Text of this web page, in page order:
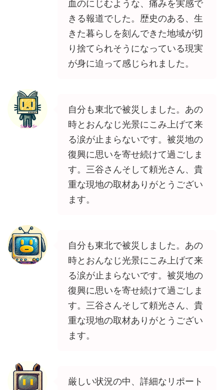
血のにじむような、痛みを実感で
きる報道でした。歴史のある、生
きた暮らしを刻んできた地域が切
り捨てられそうになっている現実
が身に迫って感じられました。
自分も東北で被災しました。あの
時とおんなじ光景にこみ上げて来
る涙が止まらないです。被災地の
復興に思いを寄せ続けて過ごしま
す。三谷さんそして頼光さん、貴
重な現地の取材ありがとうござい
ます。
自分も東北で被災しました。あの
時とおんなじ光景にこみ上げて来
る涙が止まらないです。被災地の
復興に思いを寄せ続けて過ごしま
す。三谷さんそして頼光さん、貴
重な現地の取材ありがとうござい
ます。
厳しい状況の中、詳細なリポート